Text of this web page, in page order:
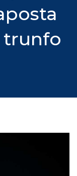
trunfo